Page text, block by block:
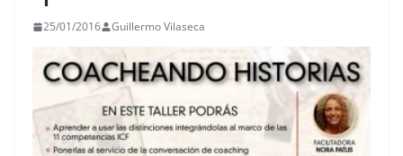
25/01/2016 Guillermo Vilaseca